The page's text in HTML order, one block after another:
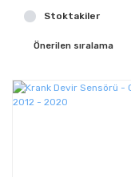
Stoktakiler